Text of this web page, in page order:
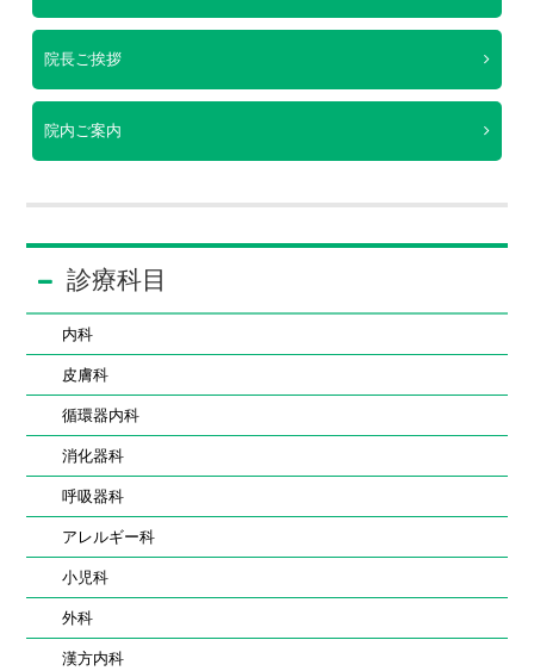
院長ご挨拶
院内ご案内
診療科目
内科
皮膚科
循環器内科
消化器科
呼吸器科
アレルギー科
小児科
外科
漢方内科